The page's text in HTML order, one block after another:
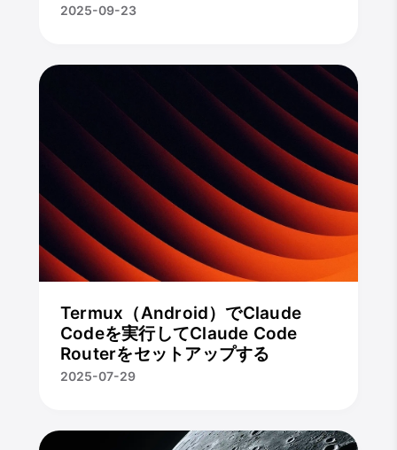
2025-09-23
Termux（Android）でClaude
Codeを実行してClaude Code
Routerをセットアップする
2025-07-29